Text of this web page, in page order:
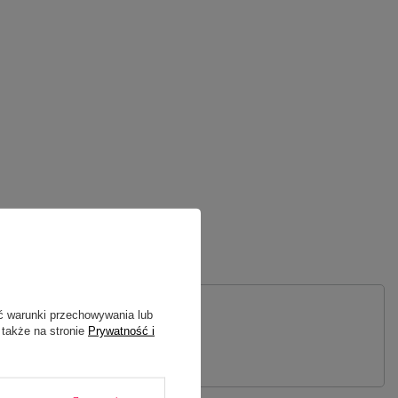
warunki przechowywania lub
na stronie Prywatność i